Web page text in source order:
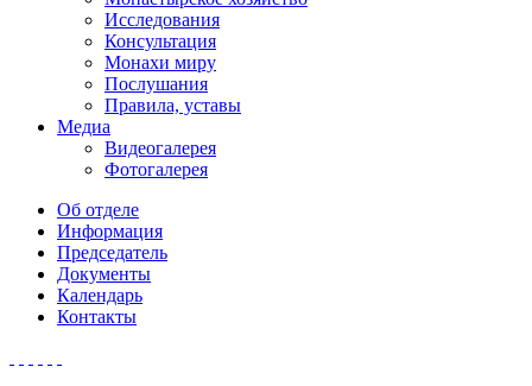
Исследования
Консультация
Монахи миру
Послушания
Правила, уставы
Медиа
Видеогалерея
Фотогалерея
Об отделе
Информация
Председатель
Документы
Календарь
Контакты